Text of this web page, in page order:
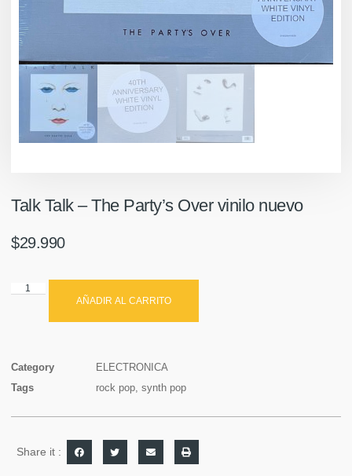
Talk Talk – The Party’s Over vinilo nuevo
$29.990
AÑADIR AL CARRITO
Category
ELECTRONICA
Tags
rock pop synth pop
Share it :